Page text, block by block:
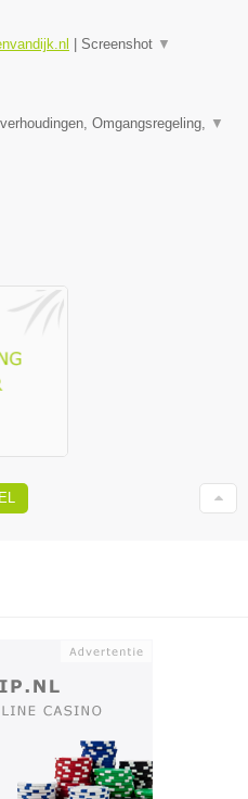
Screenshot ▼
Omgangsregeling, ▼